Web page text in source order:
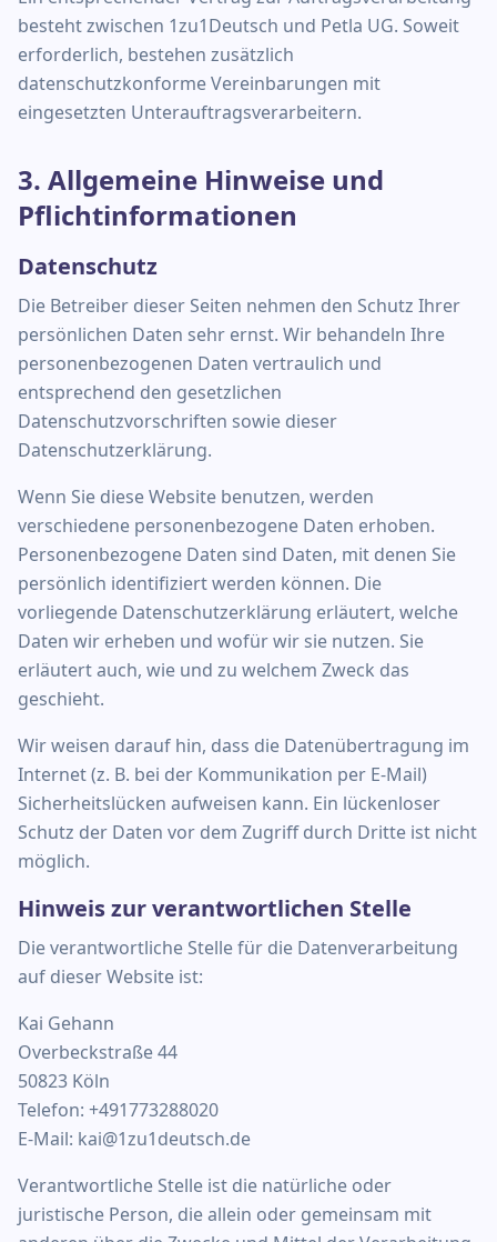
besteht zwischen 1zu1Deutsch und Petla UG. Soweit
erforderlich, bestehen zusätzlich
datenschutzkonforme Vereinbarungen mit
eingesetzten Unterauftragsverarbeitern.
3. Allgemeine Hinweise und
Pflichtinformationen
Datenschutz
Die Betreiber dieser Seiten nehmen den Schutz Ihrer
persönlichen Daten sehr ernst. Wir behandeln Ihre
personenbezogenen Daten vertraulich und
entsprechend den gesetzlichen
Datenschutzvorschriften sowie dieser
Datenschutzerklärung.
Wenn Sie diese Website benutzen, werden
verschiedene personenbezogene Daten erhoben.
Personenbezogene Daten sind Daten, mit denen Sie
persönlich identifiziert werden können. Die
vorliegende Datenschutzerklärung erläutert, welche
Daten wir erheben und wofür wir sie nutzen. Sie
erläutert auch, wie und zu welchem Zweck das
geschieht.
Wir weisen darauf hin, dass die Datenübertragung im
Internet (z. B. bei der Kommunikation per E-Mail)
Sicherheitslücken aufweisen kann. Ein lückenloser
Schutz der Daten vor dem Zugriff durch Dritte ist nicht
möglich.
Hinweis zur verantwortlichen Stelle
Die verantwortliche Stelle für die Datenverarbeitung
auf dieser Website ist:
Kai Gehann
Overbeckstraße 44
50823 Köln
Telefon: +491773288020
E-Mail: kai@1zu1deutsch.de
Verantwortliche Stelle ist die natürliche oder
juristische Person, die allein oder gemeinsam mit